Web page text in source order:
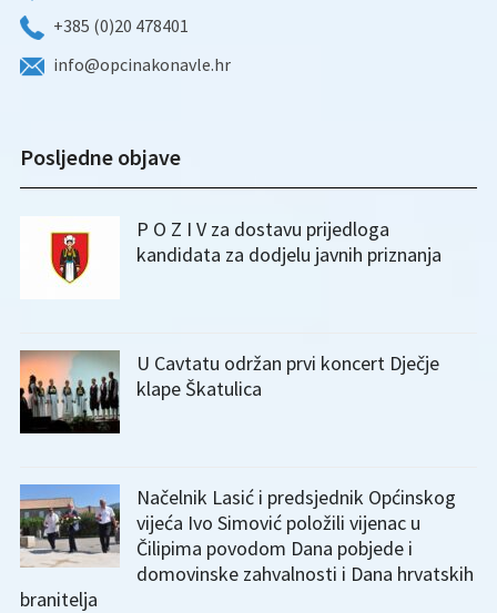
+385 (0)20 478401
info@opcinakonavle.hr
Posljedne objave
P O Z I V za dostavu prijedloga
kandidata za dodjelu javnih priznanja
U Cavtatu održan prvi koncert Dječje
klape Škatulica
Načelnik Lasić i predsjednik Općinskog
vijeća Ivo Simović položili vijenac u
Čilipima povodom Dana pobjede i
domovinske zahvalnosti i Dana hrvatskih
branitelja